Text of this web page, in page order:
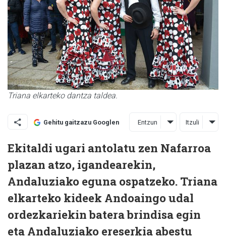
Triana elkarteko dantza taldea.
Gehitu gaitzazu Googlen Entzun Itzuli
Ekitaldi ugari antolatu zen Nafarroa
plazan atzo, igandearekin,
Andaluziako eguna ospatzeko. Triana
elkarteko kideek Andoaingo udal
ordezkariekin batera brindisa egin
eta Andaluziako ereserkia abestu